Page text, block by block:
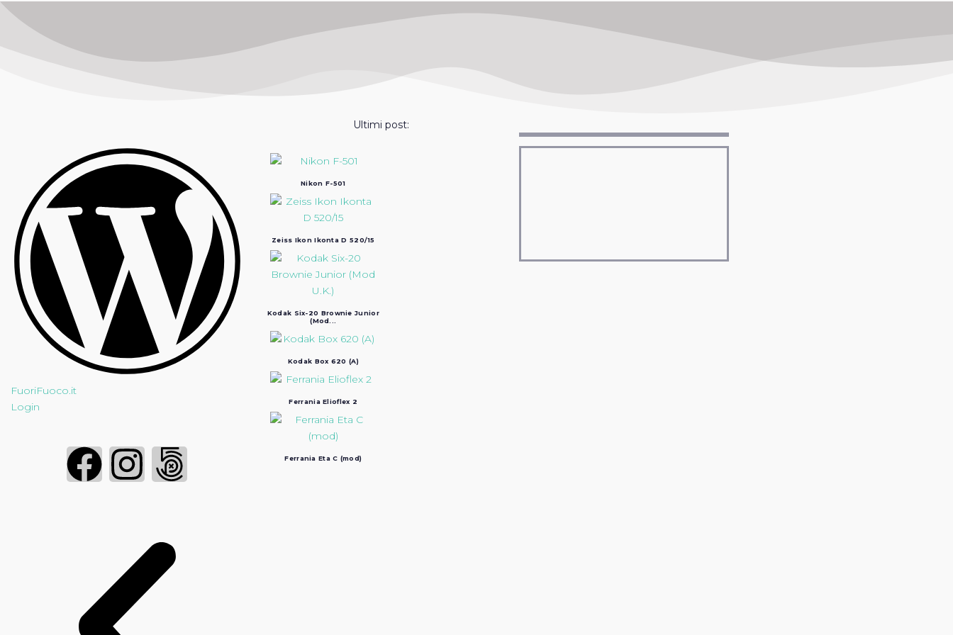
FuoriFuoco.it
Login
Ultimi post:
Nikon F-501
Zeiss Ikon Ikonta D 520/15
Kodak Six-20 Brownie Junior
(Mod...
Kodak Box 620 (A)
Ferrania Elioflex 2
Ferrania Eta C (mod)